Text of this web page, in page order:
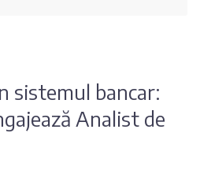
sistemul bancar:
Analist de